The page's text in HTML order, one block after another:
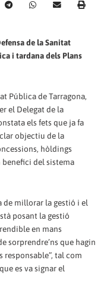
de la Sanitat
i tardana dels Plans
Pública de Tarragona,
el Delegat de la
els fets que ja fa
objectiu de la
hòldings
del sistema
de millorar la gestió i el
posant la gestió
en mans
sorprendre’ns que hagin
responsable”, tal com
es va signar el